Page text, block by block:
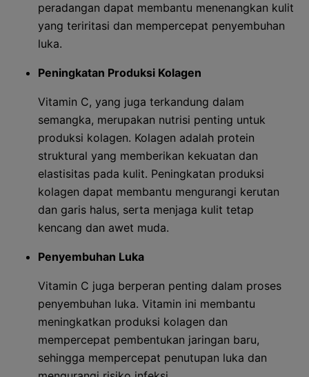
peradangan dapat membantu menenangkan kulit
yang teriritasi dan mempercepat penyembuhan
luka.
Peningkatan Produksi Kolagen
Vitamin C, yang juga terkandung dalam
semangka, merupakan nutrisi penting untuk
produksi kolagen. Kolagen adalah protein
struktural yang memberikan kekuatan dan
elastisitas pada kulit. Peningkatan produksi
kolagen dapat membantu mengurangi kerutan
dan garis halus, serta menjaga kulit tetap
kencang dan awet muda.
Penyembuhan Luka
Vitamin C juga berperan penting dalam proses
penyembuhan luka. Vitamin ini membantu
meningkatkan produksi kolagen dan
mempercepat pembentukan jaringan baru,
sehingga mempercepat penutupan luka dan